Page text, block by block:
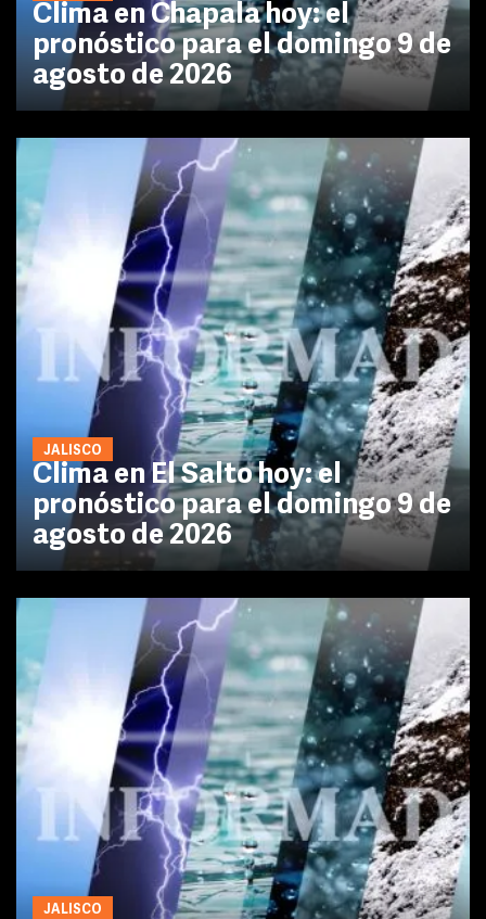
Clima en Chapala hoy: el
pronóstico para el domingo 9 de
agosto de 2026
JALISCO
Clima en El Salto hoy: el
pronóstico para el domingo 9 de
agosto de 2026
JALISCO